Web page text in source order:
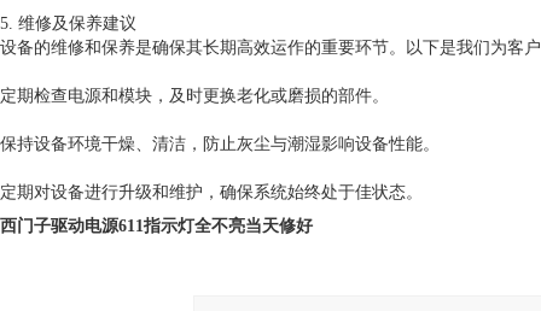
5. 维修及保养建议
设备的维修和保养是确保其长期高效运作的重要环节。以下是我们为客
定期检查电源和模块，及时更换老化或磨损的部件。
保持设备环境干燥、清洁，防止灰尘与潮湿影响设备性能。
定期对设备进行升级和维护，确保系统始终处于佳状态。
西门子驱动电源611指示灯全不亮当天修好